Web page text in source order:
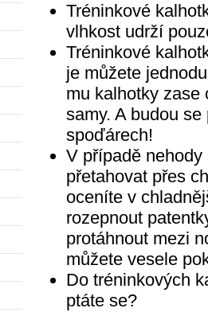
Tréninkové
vlhkost udrží
Tréninkové
je můžete
mu kalhotky zase
samy. A budou
spoďárech!
V případě
přetahovat přes
oceníte v
rozepnout
protáhnout mezi
můžete vesele
Do tréninkových
ptáte se?